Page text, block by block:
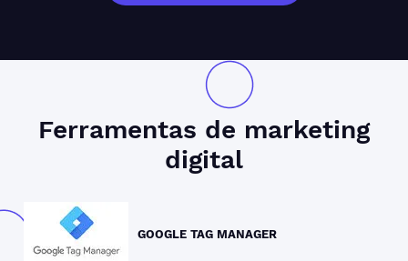
Ferramentas de marketing
digital
GOOGLE TAG MANAGER